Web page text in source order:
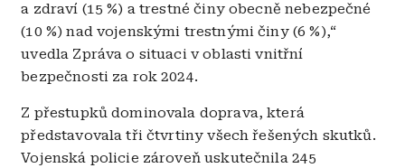
a zdraví (15 %) a trestné činy obecně nebezpečné
(10 %) nad vojenskými trestnými činy (6 %),“
uvedla Zpráva o situaci v oblasti vnitřní
bezpečnosti za rok 2024.
Z přestupků dominovala doprava, která
představovala tři čtvrtiny všech řešených skutků.
Vojenská policie zároveň uskutečnila 245